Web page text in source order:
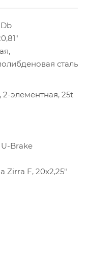
сталь
2-элементная, 25t
Brake
Zirra F, 20x2,25"